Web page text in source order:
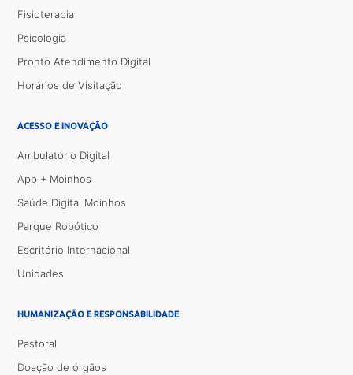
Fisioterapia
Psicologia
Pronto Atendimento Digital
Horários de Visitação
ACESSO E INOVAÇÃO
Ambulatório Digital
App + Moinhos
Saúde Digital Moinhos
Parque Robótico
Escritório Internacional
Unidades
HUMANIZAÇÃO E RESPONSABILIDADE
Pastoral
Doação de órgãos